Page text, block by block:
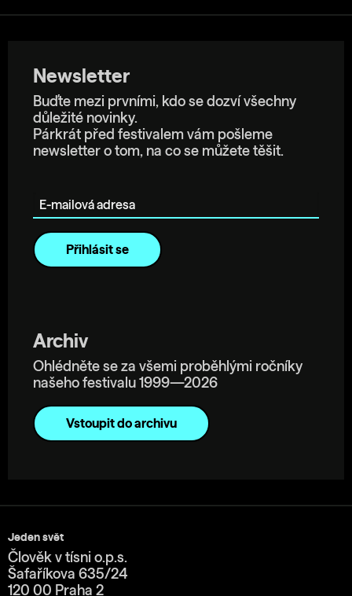
Newsletter
Buďte mezi prvními, kdo se dozví všechny
důležité novinky.
Párkrát před festivalem vám pošleme
newsletter o tom, na co se můžete těšit.
Archiv
Ohlédněte se za všemi proběhlými ročníky
našeho festivalu 1999—2026
Vstoupit do archivu
Jeden svět
Člověk v tísni o.p.s.
Šafaříkova 635/24
120 00 Praha 2